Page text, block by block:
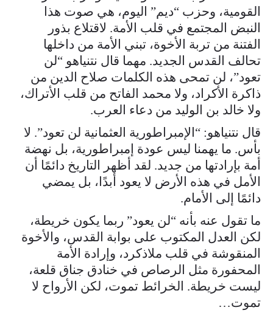
القومية، وحزب “ديم” اليوم، هي صوت هذا
النبض المجتمع في قلب الأمة. لاقتلاع بذور
الفتنة من تربة الأخوة، تبني الأمة من داخلها
تحالف القدس الجديد. مهما قال نتنياهو “لن
تعود”، لن تمحى هذه الكلمات صلاح الدين من
ذاكرة الأكراد، ولا محمد الفاتح من قلب الأتراك،
ولا خالد بن الوليد من دعاء العرب.
قال نتنياهو: “الإمبراطورية العثمانية لن تعود”. لا
بأس. ما يهمنا ليس عودة إمبراطورية، بل نهضة
أمة بإرادتها من جديد. لقد أظهر التاريخ دائمًا أن
الأمل في هذه الأرض لا يعود أبدًا، بل يمضي
دائمًا إلى الأمام.
ما تقول عنه بأنه “لن يعود” ربما يكون خريطة،
لكن العدل المكتوب على بوابة القدس، والأخوة
المنقوشة في قلب ملاذكرد، وإرادة الأمة
المحفورة مثل الرصاص في خنادق جناق قلعة،
ليست خريطة. الخرائط تموت، لكن الأرواح لا
تموت…